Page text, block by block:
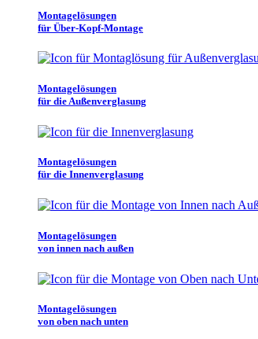
Montagelösungen
für Über-Kopf-Montage
Montagelösungen
für die Außenverglasung
Montagelösungen
für die Innenverglasung
Montagelösungen
von innen nach außen
Montagelösungen
von oben nach unten